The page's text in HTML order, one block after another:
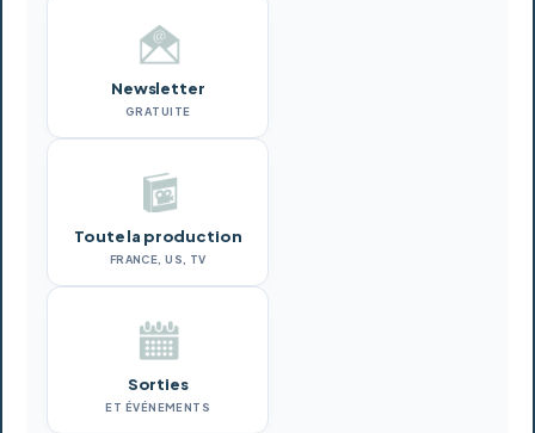
Newsletter
GRATUITE
Toute la production
FRANCE, US, TV
Sorties
ET ÉVÉNEMENTS